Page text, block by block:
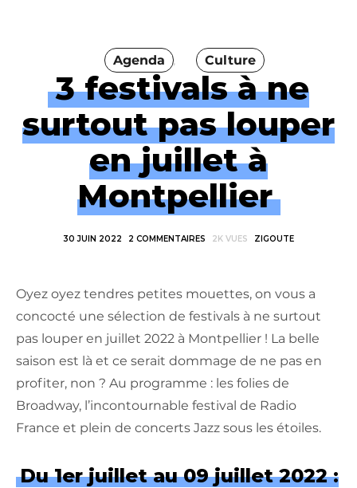
Agenda Culture
3 festivals à ne
surtout pas louper
en juillet à
Montpellier
30 JUIN 2022 2 COMMENTAIRES 2K VUES ZIGOUTE
Oyez oyez tendres petites mouettes, on vous a
concocté une sélection de festivals à ne surtout
pas louper en juillet 2022 à Montpellier ! La belle
saison est là et ce serait dommage de ne pas en
profiter, non ? Au programme : les folies de
Broadway, l’incontournable festival de Radio
France et plein de concerts Jazz sous les étoiles.
Du 1er juillet au 09 juillet 2022 :